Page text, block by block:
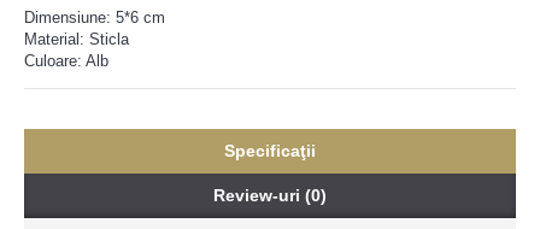
Dimensiune: 5*6 cm
Material: Sticla
Culoare: Alb
Specificaţii
Review-uri (0)